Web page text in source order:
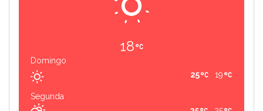
18
Domingo
19
25
Segunda